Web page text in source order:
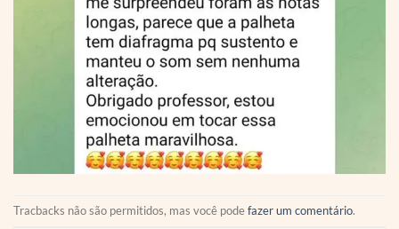
Tracbacks não são permitidos, mas você podefazer um comentário.